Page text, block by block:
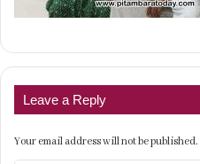
Leave a Reply
Your email address will not be published.